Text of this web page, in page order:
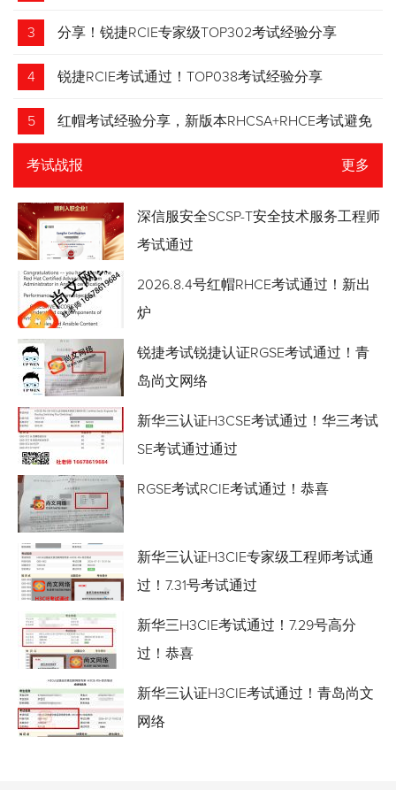
3 分享！锐捷RCIE专家级TOP302考试经验分享
4 锐捷RCIE考试通过！TOP038考试经验分享
5 红帽考试经验分享，新版本RHCSA+RHCE考试避免
踩坑
考试战报 更多
深信服安全SCSP-T安全技术服务工程师
考试通过
2026.8.4号红帽RHCE考试通过！新出
炉
锐捷考试锐捷认证RGSE考试通过！青
岛尚文网络
新华三认证H3CSE考试通过！华三考试
SE考试通过通过
RGSE考试RCIE考试通过！恭喜
新华三认证H3CIE专家级工程师考试通
过！7.31号考试通过
新华三H3CIE考试通过！7.29号高分
过！恭喜
新华三认证H3CIE考试通过！青岛尚文
网络